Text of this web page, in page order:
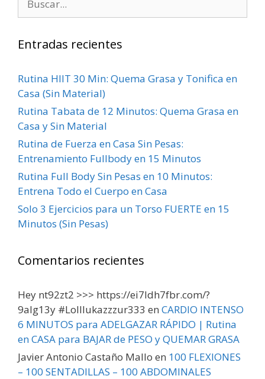
Entradas recientes
Rutina HIIT 30 Min: Quema Grasa y Tonifica en
Casa (Sin Material)
Rutina Tabata de 12 Minutos: Quema Grasa en
Casa y Sin Material
Rutina de Fuerza en Casa Sin Pesas:
Entrenamiento Fullbody en 15 Minutos
Rutina Full Body Sin Pesas en 10 Minutos:
Entrena Todo el Cuerpo en Casa
Solo 3 Ejercicios para un Torso FUERTE en 15
Minutos (Sin Pesas)
Comentarios recientes
Hey nt92zt2 >>> https://ei7ldh7fbr.com/?
9alg13y #Lolllukazzzur333 en CARDIO INTENSO
6 MINUTOS para ADELGAZAR RÁPIDO | Rutina
en CASA para BAJAR de PESO y QUEMAR GRASA
Javier Antonio Castaño Mallo en 100 FLEXIONES
– 100 SENTADILLAS – 100 ABDOMINALES